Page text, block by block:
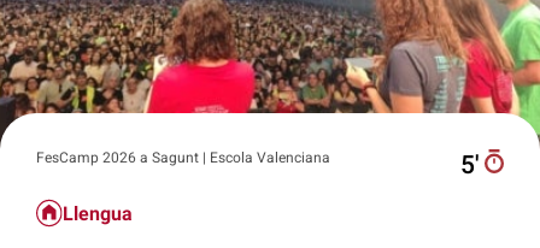
FesCamp 2026 a Sagunt | Escola Valenciana 5′
Llengua